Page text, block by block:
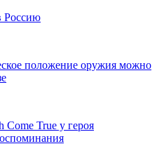
Россию
положение оружия можно
Come True у героя